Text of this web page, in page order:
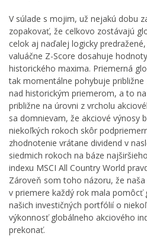
V súlade s mojim, už nejakú dobu
zopakovať, že celkovo zostávajú
celok aj naďalej logicky
valuáčne Z-Score dosahuje
historického maxima. Priemerná
tak momentálne pohybuje
nad historickým priemerom, a to
približne na úrovni z vrcholu
sa domnievam, že akciové výnosy
niekoľkých rokoch skôr
zhodnotenie vrátane dividend v
siedmich rokoch na báze
indexu MSCI All Country World
Zároveň som toho názoru, že
v priemere každý rok mala pomôcť
našich investičných portfólií o
výkonnosť globálneho akciového
prekonať.